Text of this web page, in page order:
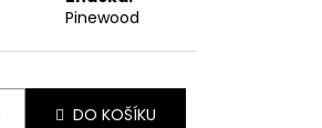
Pinewood
DO KOŠÍKU